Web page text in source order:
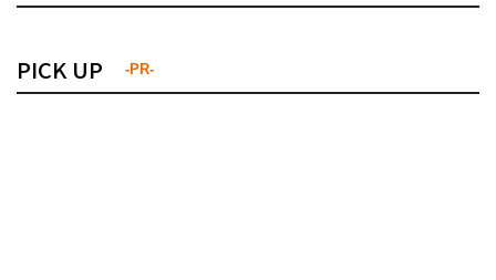
PICK UP -PR-